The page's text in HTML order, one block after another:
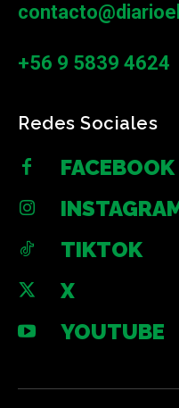
+56 9 5839 4624
Redes Sociales
FACEBOOK
TIKTOK
X
YOUTUBE